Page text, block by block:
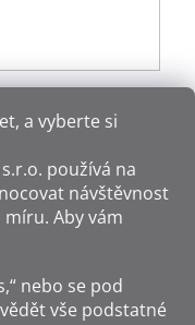
a vyberte si
používá na
návštěvnost
Aby vám
nebo se pod
vše podstatné